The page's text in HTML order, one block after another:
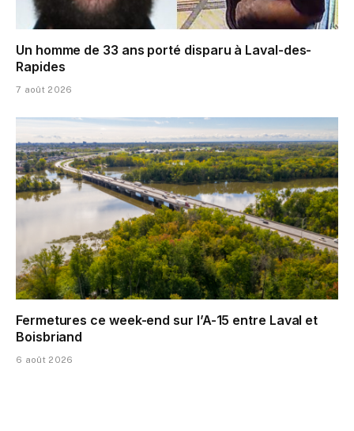
Un homme de 33 ans porté disparu à Laval-des-
Rapides
7 août 2026
Fermetures ce week-end sur l’A-15 entre Laval et
Boisbriand
6 août 2026